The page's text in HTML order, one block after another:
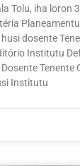
Tolu, iha loron
dosente
Institutu
Tenente
Institutu